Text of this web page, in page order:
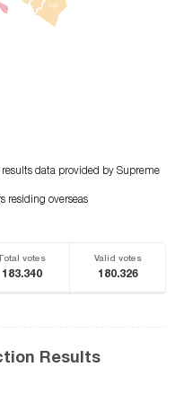
TUZ
data provided by Supreme
residing overseas
votes
183.340
Valid votes
180.326
Results